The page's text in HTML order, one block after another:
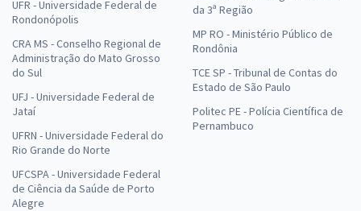
UFR - Universidade Federal de
Rondonópolis
CRA MS - Conselho Regional de
Administração do Mato Grosso
do Sul
UFJ - Universidade Federal de
Jataí
UFRN - Universidade Federal do
Rio Grande do Norte
UFCSPA - Universidade Federal
de Ciência da Saúde de Porto
Alegre
da 3ª Região
MP RO - Ministério Público de
Rondônia
TCE SP - Tribunal de Contas do
Estado de São Paulo
Politec PE - Polícia Científica de
Pernambuco